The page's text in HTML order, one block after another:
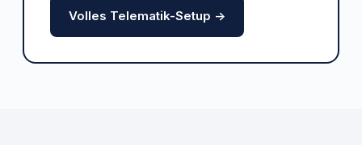
Volles Telematik-Setup ->